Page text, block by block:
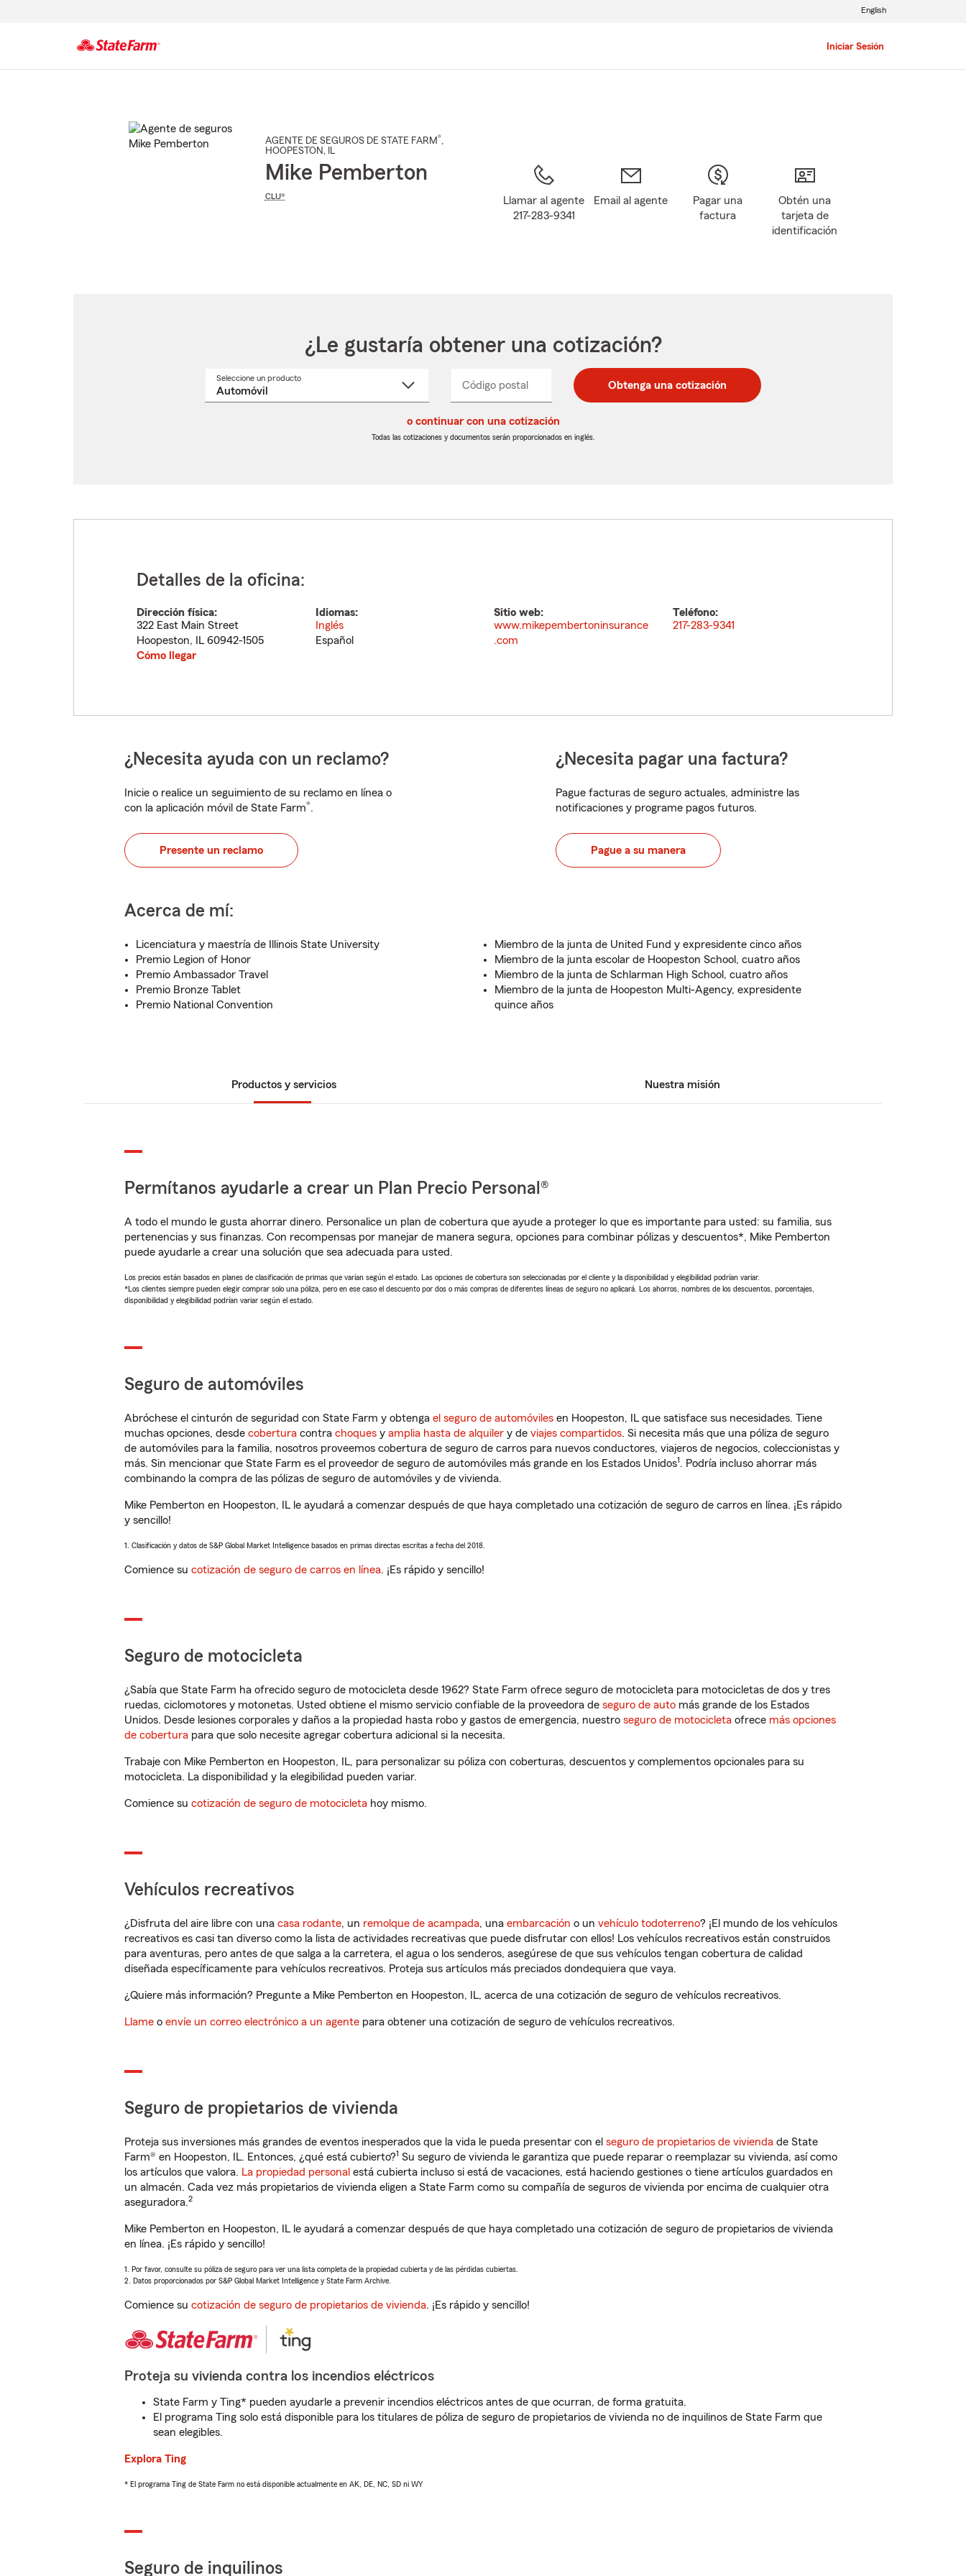
Iniciar Sesión
English
AGENTE DE SEGUROS DE STATE FARM®,
HOOPESTON , IL
Mike Pemberton
CLU®
Llamar al agente
217-283-9341
Email al agente
Pagar una
factura
Obtén una
tarjeta de
identificación
¿Le gustaría obtener una cotización?
Seleccione un productoSeleccione
Código postal
postal
de
postal
de
_____ Obtenga una cotización
o continuar con una cotización
Todas las cotizaciones y documentos serán proporcionados en inglés.
Detalles de la oficina:
Dirección física:
322 East Main Street
Hoopeston, IL 60942-1505
Cómo llegar
Idiomas:
Inglés
Español
Sitio web:
www.mikepembertoninsurance
.com
Teléfono:
217-283-9341
¿Necesita ayuda con un reclamo?
Inicie o realice un seguimiento de su reclamo en línea o
con la aplicación móvil de State Farm®.
Presente un reclamo
¿Necesita pagar una factura?
Pague facturas de seguro actuales, administre las
notificaciones y programe pagos futuros.
Pague a su manera
Acerca de mí:
Licenciatura y maestría de Illinois State University
Premio Legion of Honor
Premio Ambassador Travel
Premio Bronze Tablet
Premio National Convention
Miembro de la junta de United Fund y expresidente cinco años
Miembro de la junta escolar de Hoopeston School, cuatro años
Miembro de la junta de Schlarman High School, cuatro años
Miembro de la junta de Hoopeston Multi-Agency, expresidente
quince años
Productos y servicios Nuestra misión
Permítanos ayudarle a crear un Plan Precio Personal®
A todo el mundo le gusta ahorrar dinero. Personalice un plan de cobertura que ayude a proteger lo que es importante para usted: su familia, sus
pertenencias y sus finanzas. Con recompensas por manejar de manera segura, opciones para combinar pólizas y descuentos*, Mike Pemberton
puede ayudarle a crear una solución que sea adecuada para usted.
Los precios están basados en planes de clasificación de primas que varían según el estado. Las opciones de cobertura son seleccionadas por el cliente y la disponibilidad y elegibilidad podrían variar.
*Los clientes siempre pueden elegir comprar solo una póliza, pero en ese caso el descuento por dos o más compras de diferentes líneas de seguro no aplicará. Los ahorros, nombres de los descuentos, porcentajes,
disponibilidad y elegibilidad podrían variar según el estado.
Seguro de automóviles
Abróchese el cinturón de seguridad con State Farm y obtenga el seguro de automóviles en Hoopeston, IL que satisface sus necesidades. Tiene
muchas opciones, desde cobertura contra choques y amplia hasta de alquiler y de viajes compartidos. Si necesita más que una póliza de seguro
de automóviles para la familia, nosotros proveemos cobertura de seguro de carros para nuevos conductores, viajeros de negocios, coleccionistas y
más. Sin mencionar que State Farm es el proveedor de seguro de automóviles más grande en los Estados Unidos1. Podría incluso ahorrar más
combinando la compra de las pólizas de seguro de automóviles y de vivienda.
Mike Pemberton en Hoopeston, IL le ayudará a comenzar después de que haya completado una cotización de seguro de carros en línea. ¡Es rápido
y sencillo!
1. Clasificación y datos de S&P Global Market Intelligence basados en primas directas escritas a fecha del 2018.
Comience su cotización de seguro de carros en línea. ¡Es rápido y sencillo!
Seguro de motocicleta
¿Sabía que State Farm ha ofrecido seguro de motocicleta desde 1962? State Farm ofrece seguro de motocicleta para motocicletas de dos y tres
ruedas, ciclomotores y motonetas. Usted obtiene el mismo servicio confiable de la proveedora de seguro de auto más grande de los Estados
Unidos. Desde lesiones corporales y daños a la propiedad hasta robo y gastos de emergencia, nuestro seguro de motocicleta ofrece más opciones
de cobertura para que solo necesite agregar cobertura adicional si la necesita.
Trabaje con Mike Pemberton en Hoopeston, IL, para personalizar su póliza con coberturas, descuentos y complementos opcionales para su
motocicleta. La disponibilidad y la elegibilidad pueden variar.
Comience su cotización de seguro de motocicleta hoy mismo.
Vehículos recreativos
¿Disfruta del aire libre con una casa rodante, un remolque de acampada, una embarcación o un vehículo todoterreno? ¡El mundo de los vehículos
recreativos es casi tan diverso como la lista de actividades recreativas que puede disfrutar con ellos! Los vehículos recreativos están construidos
para aventuras, pero antes de que salga a la carretera, el agua o los senderos, asegúrese de que sus vehículos tengan cobertura de calidad
diseñada específicamente para vehículos recreativos. Proteja sus artículos más preciados dondequiera que vaya.
¿Quiere más información? Pregunte a Mike Pemberton en Hoopeston, IL, acerca de una cotización de seguro de vehículos recreativos.
Llame o envíe un correo electrónico a un agente para obtener una cotización de seguro de vehículos recreativos.
Seguro de propietarios de vivienda
Proteja sus inversiones más grandes de eventos inesperados que la vida le pueda presentar con el seguro de propietarios de vivienda de State
Farm® en Hoopeston, IL. Entonces, ¿qué está cubierto?1 Su seguro de vivienda le garantiza que puede reparar o reemplazar su vivienda, así como
los artículos que valora. La propiedad personal está cubierta incluso si está de vacaciones, está haciendo gestiones o tiene artículos guardados en
un almacén. Cada vez más propietarios de vivienda eligen a State Farm como su compañía de seguros de vivienda por encima de cualquier otra
aseguradora.2
Mike Pemberton en Hoopeston, IL le ayudará a comenzar después de que haya completado una cotización de seguro de propietarios de vivienda
en línea. ¡Es rápido y sencillo!
1. Por favor, consulte su póliza de seguro para ver una lista completa de la propiedad cubierta y de las pérdidas cubiertas.
2. Datos proporcionados por S&P Global Market Intelligence y State Farm Archive.
Comience su cotización de seguro de propietarios de vivienda. ¡Es rápido y sencillo!
Proteja su vivienda contra los incendios eléctricos
State Farm y Ting* pueden ayudarle a prevenir incendios eléctricos antes de que ocurran, de forma gratuita.
El programa Ting solo está disponible para los titulares de póliza de seguro de propietarios de vivienda no de inquilinos de State Farm que
sean elegibles.
Explora Ting
* El programa Ting de State Farm no está disponible actualmente en AK, DE, NC, SD ni WY
Seguro de inquilinos